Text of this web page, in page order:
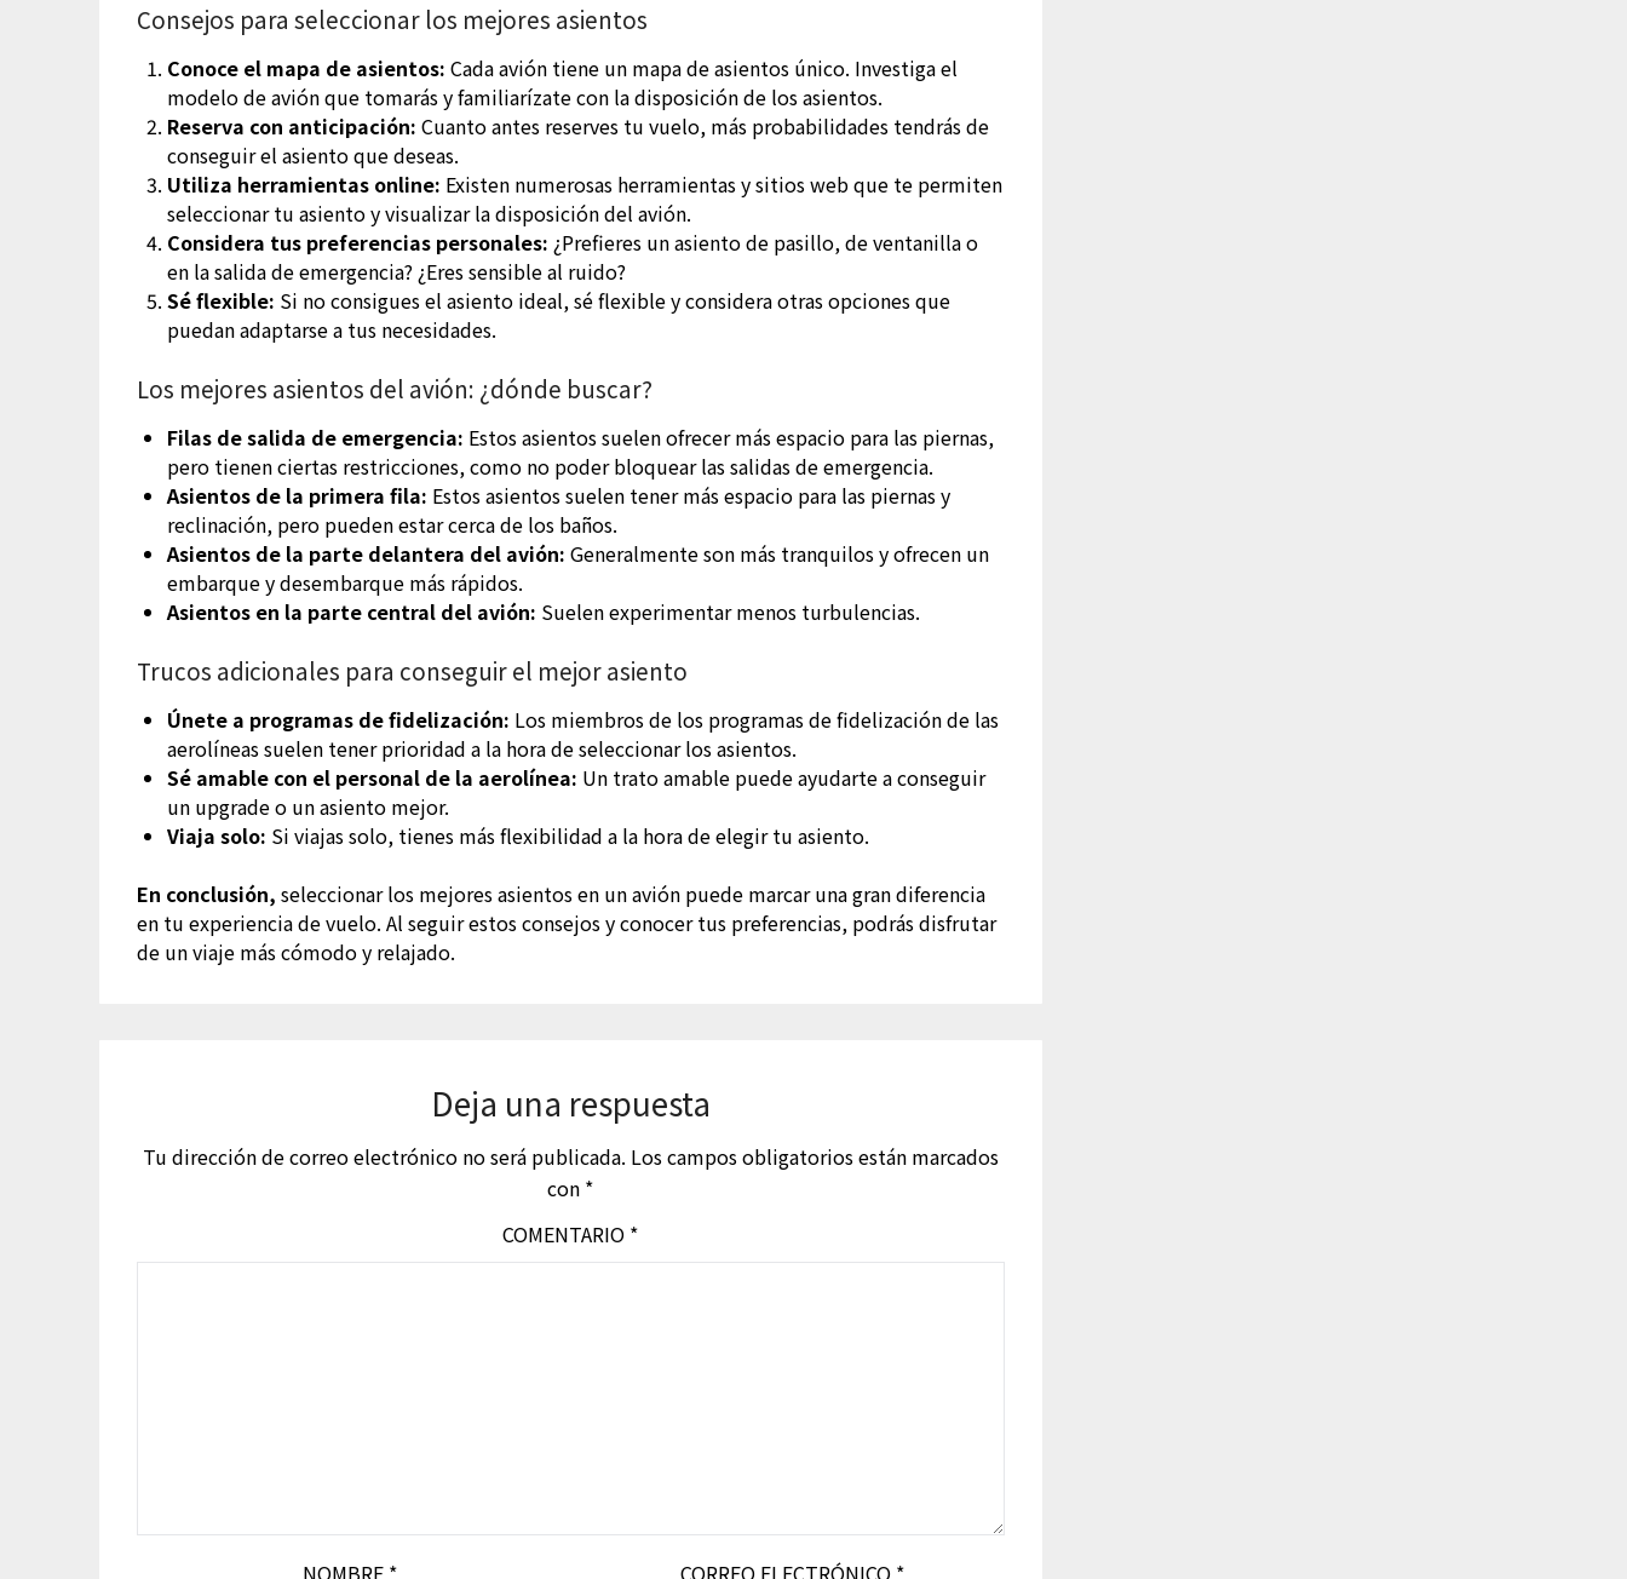
Consejos para seleccionar los mejores asientos
Conoce el mapa de asientos: Cada avión tiene un mapa de asientos único. Investiga el
modelo de avión que tomarás y familiarízate con la disposición de los asientos.
Reserva con anticipación: Cuanto antes reserves tu vuelo, más probabilidades tendrás de
conseguir el asiento que deseas.
Utiliza herramientas online: Existen numerosas herramientas y sitios web que te permiten
seleccionar tu asiento y visualizar la disposición del avión.
Considera tus preferencias personales: ¿Prefieres un asiento de pasillo, de ventanilla o
en la salida de emergencia? ¿Eres sensible al ruido?
Sé flexible: Si no consigues el asiento ideal, sé flexible y considera otras opciones que
puedan adaptarse a tus necesidades.
Los mejores asientos del avión: ¿dónde buscar?
Filas de salida de emergencia: Estos asientos suelen ofrecer más espacio para las piernas,
pero tienen ciertas restricciones, como no poder bloquear las salidas de emergencia.
Asientos de la primera fila: Estos asientos suelen tener más espacio para las piernas y
reclinación, pero pueden estar cerca de los baños.
Asientos de la parte delantera del avión: Generalmente son más tranquilos y ofrecen un
embarque y desembarque más rápidos.
Asientos en la parte central del avión: Suelen experimentar menos turbulencias.
Trucos adicionales para conseguir el mejor asiento
Únete a programas de fidelización: Los miembros de los programas de fidelización de las
aerolíneas suelen tener prioridad a la hora de seleccionar los asientos.
Sé amable con el personal de la aerolínea: Un trato amable puede ayudarte a conseguir
un upgrade o un asiento mejor.
Viaja solo: Si viajas solo, tienes más flexibilidad a la hora de elegir tu asiento.
En conclusión, seleccionar los mejores asientos en un avión puede marcar una gran diferencia
en tu experiencia de vuelo. Al seguir estos consejos y conocer tus preferencias, podrás disfrutar
de un viaje más cómodo y relajado.
Deja una respuesta
Tu dirección de correo electrónico no será publicada. Los campos obligatorios están marcados
con *
COMENTARIO *
NOMBRE * CORREO ELECTRÓNICO *